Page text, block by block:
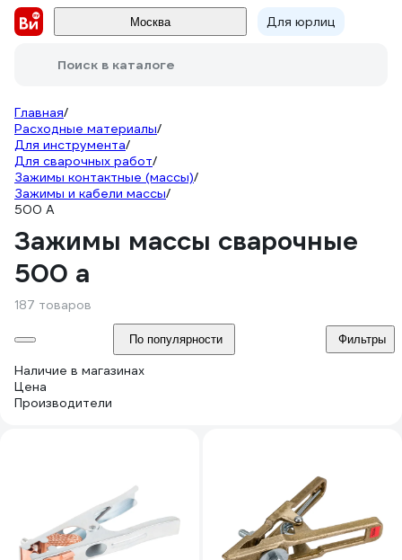
Москва Для юрлиц
Поиск в каталоге
Главная/
Расходные материалы/
Для инструмента/
Для сварочных работ/
Зажимы контактные (массы)/
Зажимы и кабели массы/
500 А
Зажимы массы сварочные
500 а
187 товаров
По популярности Фильтры
Наличие в магазинах
Цена
Производители